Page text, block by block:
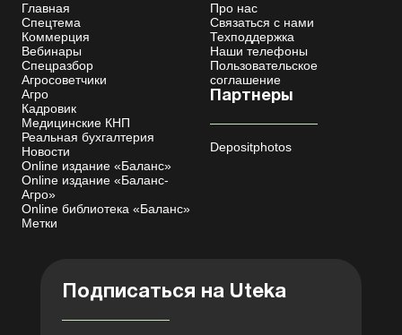
Главная
Спецтема
Коммерция
Вебинары
Спецразбор
Агросоветчики
Агро
Кадровик
Медицинские КНП
Реальная бухгалтерия
Новости
Online издание «Баланс»
Online издание «Баланс-
Агро»
Online библиотека «Баланс»
Метки
Про нас
Связаться с нами
Техподдержка
Наши телефоны
Пользовательское
соглашение
Партнеры
Depositphotos
Подписаться на Uteka